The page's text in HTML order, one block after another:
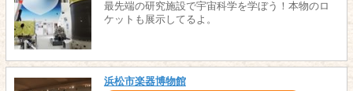
最先端の研究施設で宇宙科学を学ぼう！本物のロ
ケットも展示してるよ。
浜松市楽器博物館